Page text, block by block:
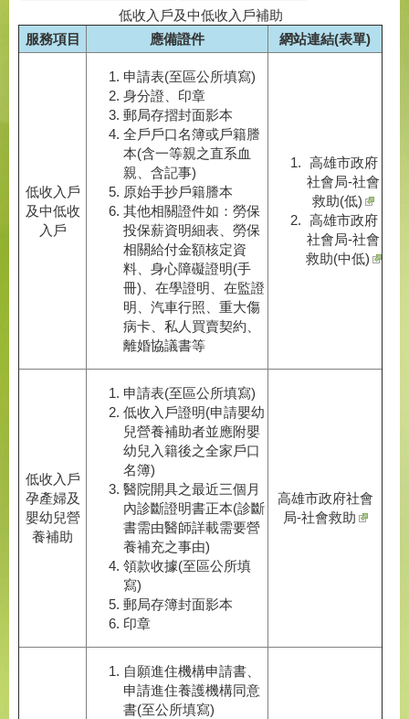
低收入戶及中低收入戶補助
服務項目
應備證件 網站連結(表單)
低收入戶
及中低收
入戶
申請表(至區公所填寫)
身分證、印章
郵局存摺封面影本
全戶戶口名簿或戶籍謄
本(含一等親之直系血
親、含記事)
原始手抄戶籍謄本
其他相關證件如：勞保
投保薪資明細表、勞保
相關給付金額核定資
料、身心障礙證明(手
冊)、在學證明、在監證
明、汽車行照、重大傷
病卡、私人買賣契約、
離婚協議書等
高雄市政府
社會局-社會
救助(低)
高雄市政府
社會局-社會
救助(中低)
低收入戶
孕產婦及
嬰幼兒營
養補助
申請表(至區公所填寫)
低收入戶證明(申請嬰幼
兒營養補助者並應附嬰
幼兒入籍後之全家戶口
名簿)
醫院開具之最近三個月
內診斷證明書正本(診斷
書需由醫師詳載需要營
養補充之事由)
領款收據(至區公所填
寫)
郵局存簿封面影本
印章
高雄市政府社會
局-社會救助
自願進住機構申請書、
申請進住養護機構同意
書(至公所填寫)